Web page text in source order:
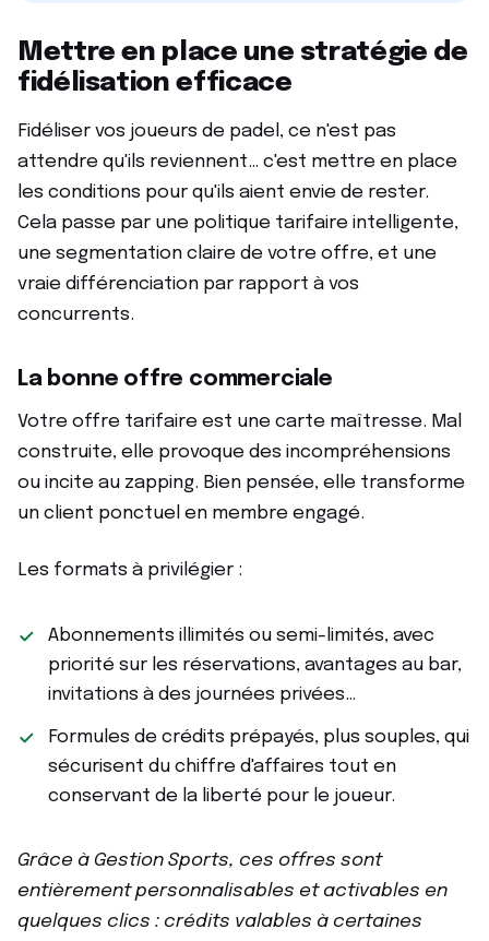
Mettre en place une stratégie de
fidélisation efficace
Fidéliser vos joueurs de padel, ce n'est pas
attendre qu'ils reviennent… c'est mettre en place
les conditions pour qu'ils aient envie de rester.
Cela passe par une politique tarifaire intelligente,
une segmentation claire de votre offre, et une
vraie différenciation par rapport à vos
concurrents.
La bonne offre commerciale
Votre offre tarifaire est une carte maîtresse. Mal
construite, elle provoque des incompréhensions
ou incite au zapping. Bien pensée, elle transforme
un client ponctuel en membre engagé.
Les formats à privilégier :
Abonnements illimités ou semi-limités, avec
priorité sur les réservations, avantages au bar,
invitations à des journées privées…
Formules de crédits prépayés, plus souples, qui
sécurisent du chiffre d'affaires tout en
conservant de la liberté pour le joueur.
Grâce à Gestion Sports, ces offres sont
entièrement personnalisables et activables en
quelques clics : crédits valables à certaines